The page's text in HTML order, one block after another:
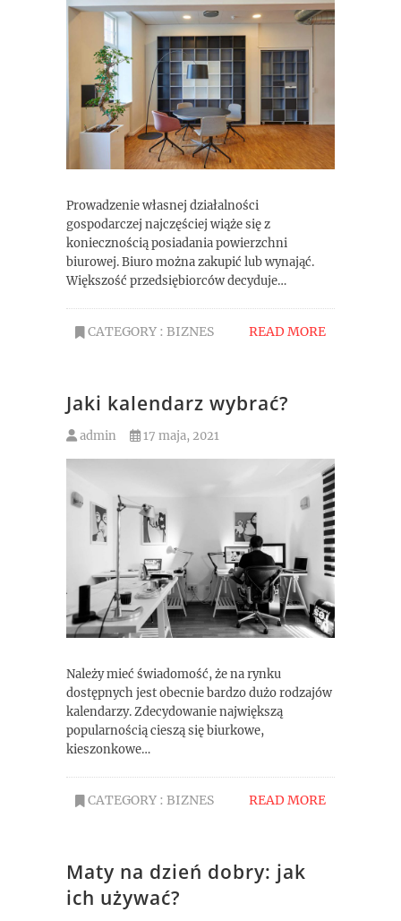
Prowadzenie własnej działalności
gospodarczej najczęściej wiąże się z
koniecznością posiadania powierzchni
biurowej. Biuro można zakupić lub wynająć.
Większość przedsiębiorców decyduje…
CATEGORY : BIZNES READ MORE
Jaki kalendarz wybrać?
admin 17 maja, 2021
Należy mieć świadomość, że na rynku
dostępnych jest obecnie bardzo dużo rodzajów
kalendarzy. Zdecydowanie największą
popularnością cieszą się biurkowe,
kieszonkowe…
CATEGORY : BIZNES READ MORE
Maty na dzień dobry: jak
ich używać?